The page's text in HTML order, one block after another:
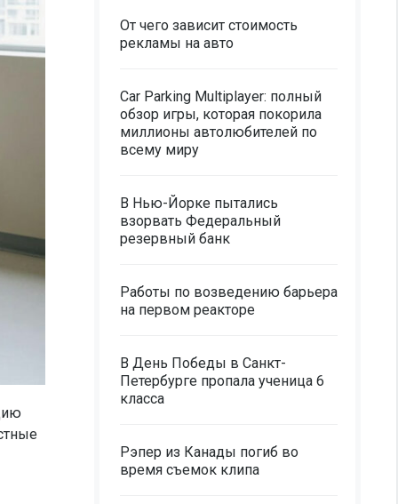
От чего зависит стоимость
рекламы на авто
Car Parking Multiplayer: полный
обзор игры, которая покорила
миллионы автолюбителей по
всему миру
В Нью-Йорке пытались
взорвать Федеральный
резервный банк
Работы по возведению барьера
на первом реакторе
В День Победы в Санкт-
Петербурге пропала ученица 6
класса
Рэпер из Канады погиб во
время съемок клипа